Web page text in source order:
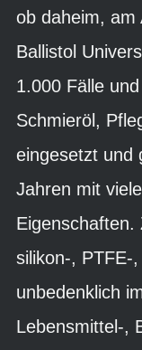
ob daheim, am
Ballistol
1.000 Fälle
Schmieröl,
eingesetzt und
Jahren mit
Eigenschaften.
silikon-, PTFE-
unbedenklich
Lebensmittel-,